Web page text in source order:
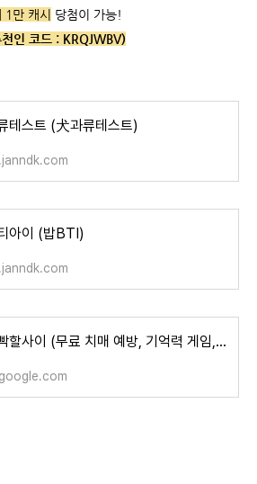
1만 캐시
당첨이 가능!
인 코드 : KRQJWBV)
테스트 (犬과류테스트)
아이 (밥BTI)
뇌깜빡할사이 (무료 치매 예방, 기억력 게임, 뇌훈련) - Google Play 앱